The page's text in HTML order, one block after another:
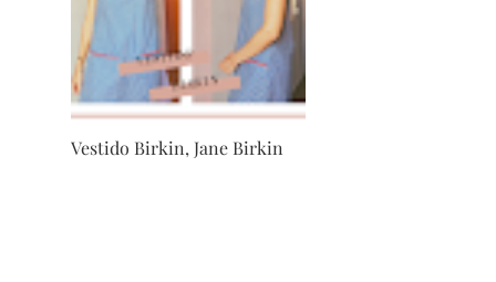
Vestido Birkin, Jane Birkin